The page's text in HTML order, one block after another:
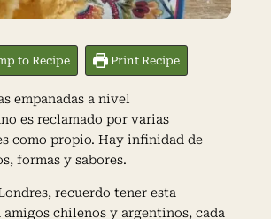
to Recipe Print Recipe
empanadas a nivel
es reclamado por varias
como propio. Hay infinidad de
formas y sabores.
recuerdo tener esta
chilenos y argentinos, cada